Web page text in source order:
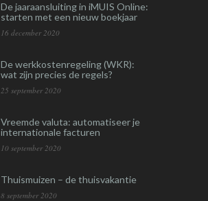
De jaaraansluiting in iMUIS Online:
starten met een nieuw boekjaar
16 december 2020
De werkkostenregeling (WKR):
wat zijn precies de regels?
25 september 2020
Vreemde valuta: automatiseer je
internationale facturen
10 september 2020
Thuismuizen – de thuisvakantie
8 september 2020